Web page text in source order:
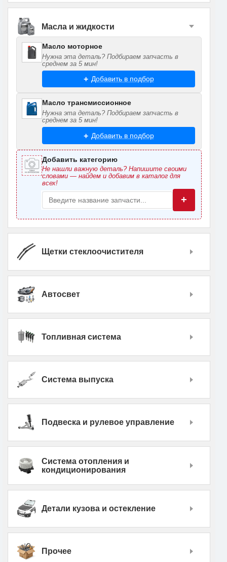
Масла и жидкости
Масло моторное
Нужна эта деталь? Подбираем запчасть в
среднем за 5 мин!
Добавить в подбор
Масло трансмиссионное
Нужна эта деталь? Подбираем запчасть в
среднем за 5 мин!
Добавить в подбор
Добавить категорию
Не нашли важную деталь? Напишите своими
словами — найдем и добавим в каталог для
всех!
+
Щетки стеклоочистителя
Автосвет
Топливная система
Система выпуска
Подвеска и рулевое управление
Система отопления и
кондиционирования
Детали кузова и остекление
Прочее